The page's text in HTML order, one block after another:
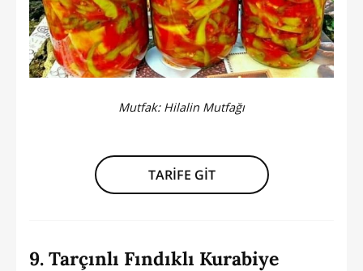
Mutfak: Hilalin Mutfağı
TARİFE GİT
9. Tarçınlı Fındıklı Kurabiye